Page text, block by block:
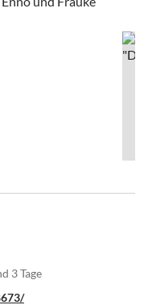
3 Tage